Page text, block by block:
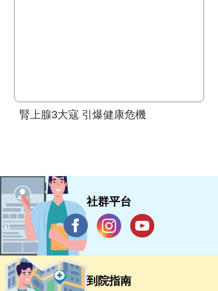
腎上腺3大寇 引爆健康危機
社群平台
到院指南